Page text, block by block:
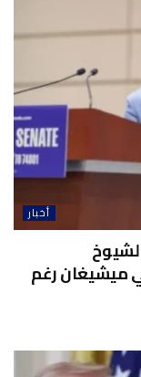
أخبار
ميشيغان رغم